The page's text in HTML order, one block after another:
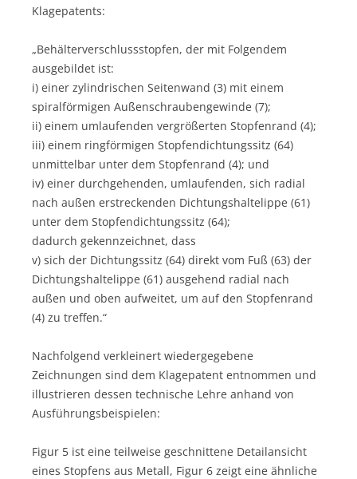
Klagepatents:
„Behälterverschlussstopfen, der mit Folgendem
ausgebildet ist:
i) einer zylindrischen Seitenwand (3) mit einem
spiralförmigen Außenschraubengewinde (7);
ii) einem umlaufenden vergrößerten Stopfenrand (4);
iii) einem ringförmigen Stopfendichtungssitz (64)
unmittelbar unter dem Stopfenrand (4); und
iv) einer durchgehenden, umlaufenden, sich radial
nach außen erstreckenden Dichtungshaltelippe (61)
unter dem Stopfendichtungssitz (64);
dadurch gekennzeichnet, dass
v) sich der Dichtungssitz (64) direkt vom Fuß (63) der
Dichtungshaltelippe (61) ausgehend radial nach
außen und oben aufweitet, um auf den Stopfenrand
(4) zu treffen.“
Nachfolgend verkleinert wiedergegebene
Zeichnungen sind dem Klagepatent entnommen und
illustrieren dessen technische Lehre anhand von
Ausführungsbeispielen:
Figur 5 ist eine teilweise geschnittene Detailansicht
eines Stopfens aus Metall, Figur 6 zeigt eine ähnliche